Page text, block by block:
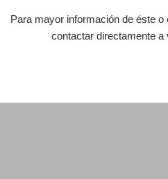
Para mayor información de éste
contactar directamente a